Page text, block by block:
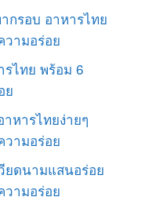
กรอบ อาหารไทย
วามอร่อย
รไทย พร้อม 6
ย
าหารไทยง่ายๆ
วามอร่อย
ยดนามแสนอร่อย
วามอร่อย